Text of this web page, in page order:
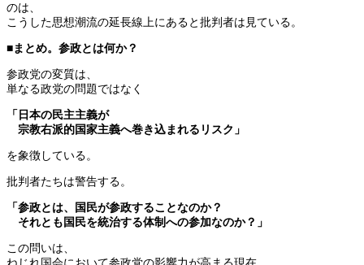
のは、
こうした思想潮流の延長線上にあると批判者は見ている。
■まとめ。参政とは何か？
参政党の変質は、
単なる政党の問題ではなく
「日本の民主主義が
宗教右派的国家主義へ巻き込まれるリスク」
を象徴している。
批判者たちは警告する。
「参政とは、国民が参政することなのか？
それとも国民を統治する体制への参加なのか？」
この問いは、